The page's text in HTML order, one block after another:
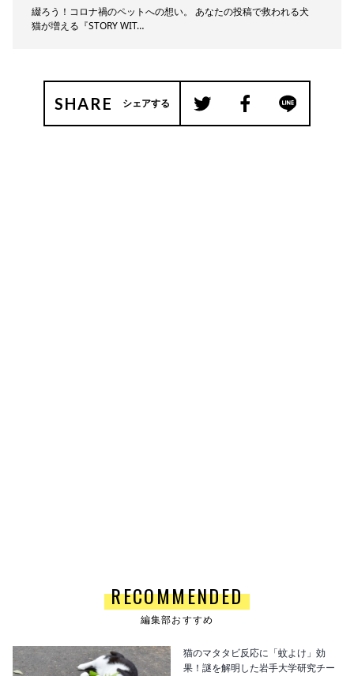
綴ろう！コロナ禍のペットへの想い。 あなたの投稿で救われる犬
猫が増える『STORY WIT…
SHARE シェアする
RECOMMENDED
編集部おすすめ
猫のマタタビ反応に「蚊よけ」効
果！謎を解明した岩手大学研究チー